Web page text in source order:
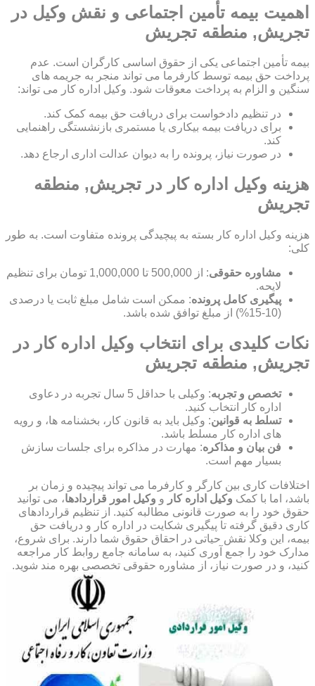
اهمیت بیمه تأمین اجتماعی و نقش وکیل در
تجریش, منطقه تجریش
بیمه تأمین اجتماعی یکی از حقوق اساسی کارگران است. عدم
پرداخت حق بیمه توسط کارفرما می تواند منجر به جریمه های
سنگین و الزام به پرداخت معوقات شود. وکیل اداره کار می تواند:
در تنظیم دادخواست برای دریافت حق بیمه کمک کند.
برای دریافت بیمه بیکاری یا مستمری بازنشستگی راهنمایی
کند.
در صورت نیاز، پرونده را به دیوان عدالت اداری ارجاع دهد.
هزینه وکیل اداره کار در تجریش, منطقه
تجریش
هزینه وکیل اداره کار بسته به پیچیدگی پرونده متفاوت است. به طور
کلی:
مشاوره حقوقی
: از 500,000 تا 1,000,000 تومان برای تنظیم
لایحه.
پیگیری کامل پرونده: ممکن است شامل مبلغ ثابت یا درصدی
(10-15%) از مبلغ توافق شده باشد.
نکات کلیدی برای انتخاب وکیل اداره کار در
تجریش, منطقه تجریش
تخصص و تجربه
: وکیلی با حداقل 5 سال تجربه در دعاوی
اداره کار انتخاب کنید.
تسلط به قوانین: وکیل باید به قانون کار، بخشنامه ها، و رویه
های اداره کار مسلط باشد.
فن بیان و مذاکره: مهارت در مذاکره برای جلسات سازش
بسیار مهم است.
اختلافات کاری بین کارگر و کارفرما می تواند پیچیده و زمان بر
باشد، اما با کمک وکیل اداره کار و وکیل امور قراردادها، می توانید
حقوق خود را به صورت قانونی مطالبه کنید. از تنظیم قراردادهای
کاری دقیق گرفته تا پیگیری شکایت در اداره کار و دریافت حق
بیمه، این وکلا نقش حیاتی در احقاق حقوق شما دارند. برای شروع،
مدارک خود را جمع آوری کنید، به سامانه جامع روابط کار مراجعه
کنید، و در صورت نیاز، از مشاوره حقوقی تخصصی بهره مند شوید.